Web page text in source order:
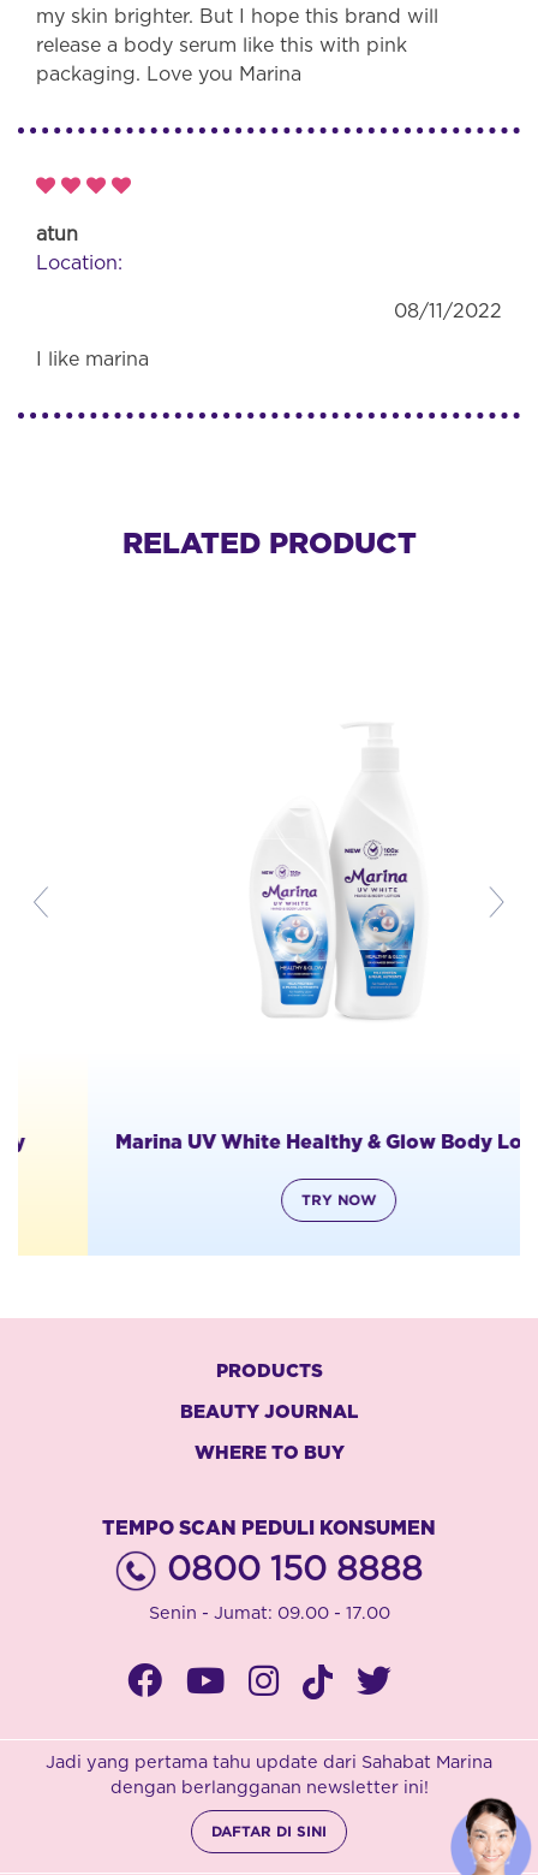
my skin brighter. But I hope this brand will
release a body serum like this with pink
packaging. Love you Marina
atun
Location:
08/11/2022
I like marina
RELATED PRODUCT
Marina UV White Healthy & Glow Body Lotion
TRY NOW
PRODUCTS
BEAUTY JOURNAL
WHERE TO BUY
TEMPO SCAN PEDULI KONSUMEN
0800 150 8888
Senin - Jumat: 09.00 - 17.00
Jadi yang pertama tahu update dari Sahabat Marina
dengan berlangganan newsletter ini!
DAFTAR DI SINI